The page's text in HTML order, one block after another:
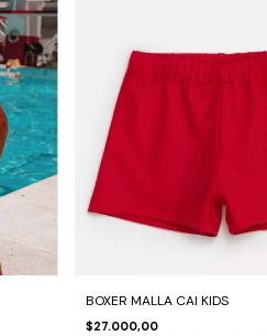
BOXER MALLA CAI KIDS
$27.000,00